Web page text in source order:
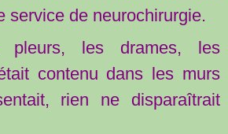
service de neurochirurgie.
les drames, les
contenu dans les murs
rien ne disparaîtrait